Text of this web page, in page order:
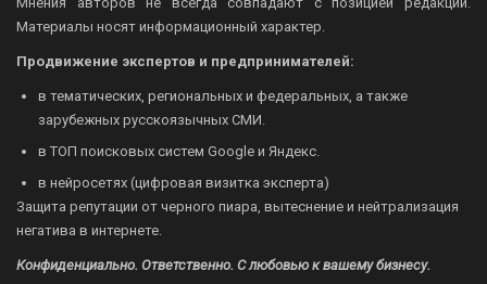
Материалы носят информационный характер.
Продвижение экспертов и предпринимателей:
в тематических, региональных и федеральных, а также
зарубежных русскоязычных СМИ.
в ТОП поисковых систем Google и Яндекс.
в нейросетях (цифровая визитка эксперта)
Защита репутации от черного пиара, вытеснение и нейтрализация
негатива в интернете.
Конфиденциально. Ответственно. С любовью к вашему бизнесу.